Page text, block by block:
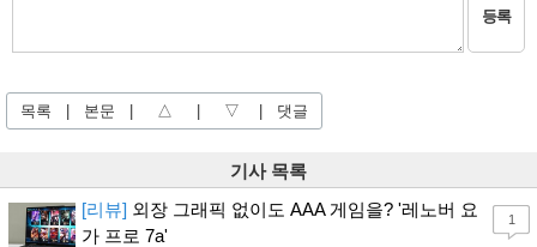
등록
목록 | 본문 | △ | ▽ | 댓글
기사 목록
[리뷰] 외장 그래픽 없이도 AAA 게임을? '레노버 요
가 프로 7a'
1